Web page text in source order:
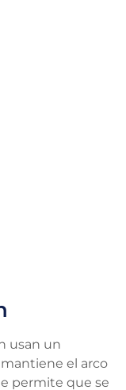
usan un
el arco
permite que se